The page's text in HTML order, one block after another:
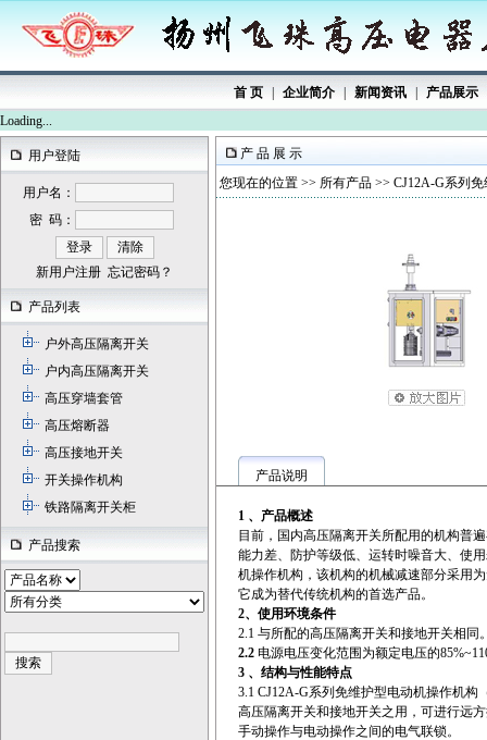
首 页 企业简介 新闻资讯 产品展示
Loading...
用户登陆
用户名：
密 码：
新用户注册 忘记密码？
产品列表
户外高压隔离开关
户内高压隔离开关
高压穿墙套管
高压熔断器
高压接地开关
开关操作机构
铁路隔离开关柜
产品搜索
产 品 展 示
您现在的位置 >> 所有产品 >> CJ12A-G系列
产品说明
1 、
产品概述
目前，国内高压隔离开关所配用的机构普
能力差、防护等级低、运转时噪音大、使
机操作机构，该机构的机械减速部分采用
它成为替代传统机构的首选产品。
2、 使用环境条件
2.1 与所配的高压隔离开关和接地开关相同
2.2 电源电压变化范围为额定电压的
3 、 结构与性能特点
3.1 CJ12A-G系列免维护型电动机操作机
高压隔离开关和接地开关之用，可进行远
手动操作与电动操作之间的电气联锁。